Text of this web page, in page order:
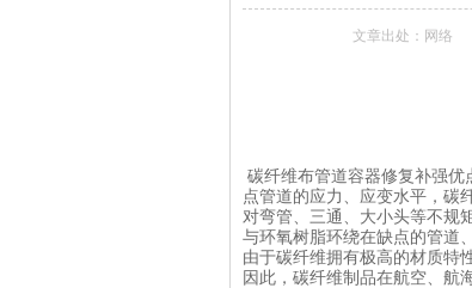
文章出处：网络
碳纤维布管道容器修复补强
点管道的应力、应变水平，碳
对弯管、三通、大小头等不规
与环氧树脂环绕在缺点的管道
由于碳纤维拥有极高的材质特
因此，碳纤维制品在航空、航